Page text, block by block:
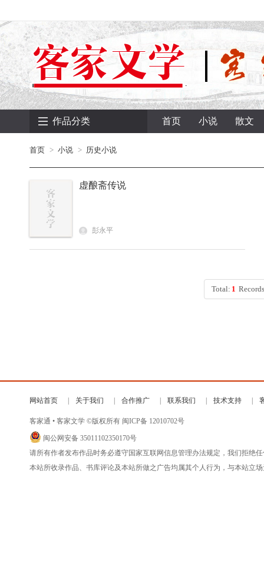
作品分类 首页 小说 散文
首页 小说 历史小说
虚酿斋传说
彭永平
Total: 1
网站首页 关于我们 合作推广 联系我们 技术支持
客家通 • 客家文学 ©版权所有 闽ICP备 12010702号
闽公网安备 35011102350170号
请所有作者发布作品时务必遵守国家互联网信息管理办法规定，我们拒绝
本站所收录作品、书库评论及本站所做之广告均属其个人行为，与本站立